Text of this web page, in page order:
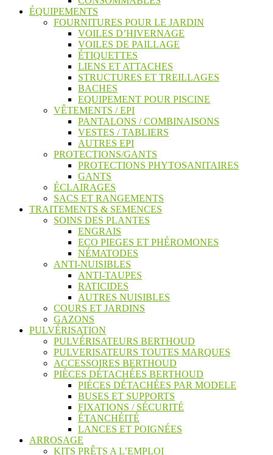
ÉQUIPEMENTS
FOURNITURES POUR LE JARDIN
VOILES D’HIVERNAGE
VOILES DE PAILLAGE
ÉTIQUETTES
LIENS ET ATTACHES
STRUCTURES ET TREILLAGES
BACHES
EQUIPEMENT POUR PISCINE
VÊTEMENTS / EPI
PANTALONS / COMBINAISONS
VESTES / TABLIERS
AUTRES EPI
PROTECTIONS/GANTS
PROTECTIONS PHYTOSANITAIRES
GANTS
ÉCLAIRAGES
SACS ET RANGEMENTS
TRAITEMENTS & SEMENCES
SOINS DES PLANTES
ENGRAIS
ECO PIEGES ET PHÉROMONES
NÉMATODES
ANTI-NUISIBLES
ANTI-TAUPES
RATICIDES
AUTRES NUISIBLES
COURS ET JARDINS
GAZONS
PULVÉRISATION
PULVÉRISATEURS BERTHOUD
PULVERISATEURS TOUTES MARQUES
ACCESSOIRES BERTHOUD
PIÈCES DÉTACHÉES BERTHOUD
PIÉCES DÉTACHÉES PAR MODELE
BUSES ET SUPPORTS
FIXATIONS / SÉCURITÉ
ÉTANCHÉITÉ
LANCES ET POIGNÉES
ARROSAGE
KITS PRÊTS A L’EMPLOI